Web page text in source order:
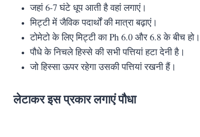
जहां 6-7 घंटे धूप आती है वहां लगाएं।
मिट्टी में जैविक पदार्थों की मात्रा बढ़ाएं।
टोमेटो के लिए मिट्टी का Ph 6.0 और 6.8 के बीच हो।
पौधे के निचले हिस्से की सभी पत्तियां हटा देनी है।
जो हिस्सा ऊपर रहेगा उसकी पत्तियां रखनी हैं।
लेटाकर इस प्रकार लगाएं पौधा